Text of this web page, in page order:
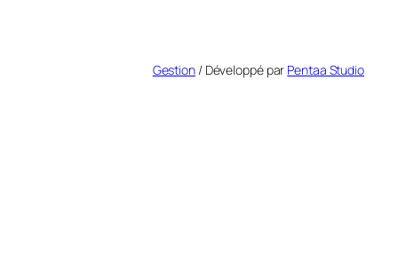
Gestion/ Développé par Pentaa Studio